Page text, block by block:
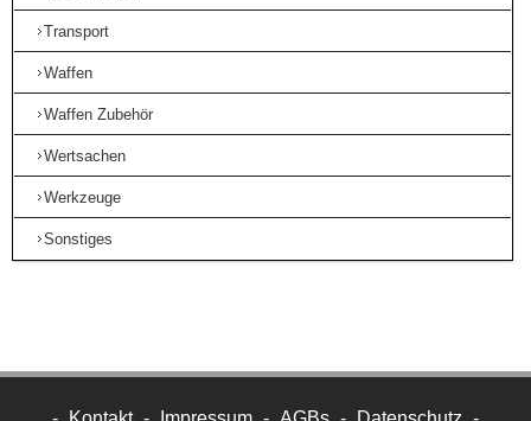
Transport
Waffen
Waffen Zubehör
Wertsachen
Werkzeuge
Sonstiges